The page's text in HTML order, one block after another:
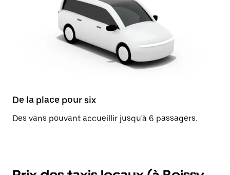
De la place pour six
Des vans pouvant accueillir jusqu'à 6 passagers.